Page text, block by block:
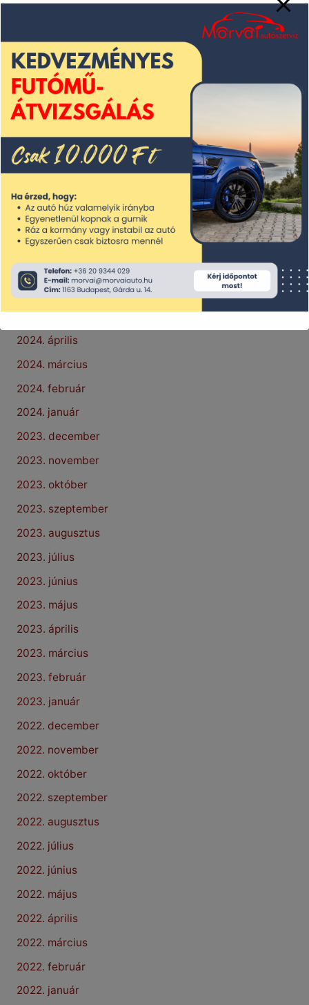
2025. június
2025. április
2025. március
2025. február
2025. január
2024. december
2024. november
2024. október
2024. szeptember
2024. augusztus
2024. július
2024. június
2024. május
2024. április
2024. március
2024. február
2024. január
2023. december
2023. november
2023. október
2023. szeptember
2023. augusztus
2023. július
2023. június
2023. május
2023. április
2023. március
2023. február
2023. január
2022. december
2022. november
2022. október
2022. szeptember
2022. augusztus
2022. július
2022. június
2022. május
2022. április
2022. március
2022. február
2022. január